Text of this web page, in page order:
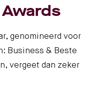
genomineerd voor
Business & Beste
vergeet dan zeker